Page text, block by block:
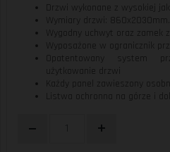
Drzwi wykonane z wysokiej
Wymiary drzwi: 860x2030mm.
Wygodny uchwyt oraz zamek
Wyposażone w ogranicznik
Opatentowany system
użytkowanie drzwi
Każdy panel zawieszony osobno
Listwa ochronna na górze i